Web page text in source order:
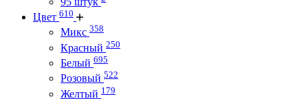
Цвет 610
Микс 358
Красный 250
Белый 695
Розовый 522
Желтый 179